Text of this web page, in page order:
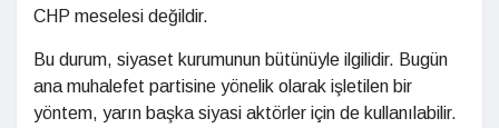
CHP meselesi değildir.
Bu durum, siyaset kurumunun bütünüyle ilgilidir. Bugün
ana muhalefet partisine yönelik olarak işletilen bir
yöntem, yarın başka siyasi aktörler için de kullanılabilir.